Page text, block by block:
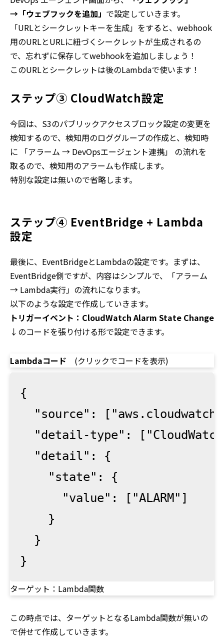
→「ウェブフックを追加」 で設定していきます。
「URLとシークレットキーを生成」をすると、webhook
用のURLとURLに紐づくシークレットが生成されるの
で、忘れずに保存してwebhookを追加しましょう！
このURLとシークレットは後のLambdaで使います！
ステップ③ CloudWatch設定
今回は、S3のパブリックアクセスブロック設定の変更を
検知するので、検知用のロググループの作成と、検知時
に 「アラーム → DevOpsエージェント連携」 の流れを
取るので、検知用のアラームも作成します。
特別な設定は無いので省略します。
ステップ④ EventBridge + Lambda
設定
最後に、EventBridgeとLambdaの設定です。まずは、
EventBridge側ですが、内容はシンプルで、「アラーム
→ Lambda実行」の流れになります。
以下のような設定で作成していきます。
トリガーイベント：CloudWatch Alarm State Change
↓のコードを張り付ける形で設定できます。
Lambdaコード (クリックでコードを表示)
{
"source":
"detail-type":
  "detail": {
    "state": {
      "value": ["ALARM"]
    }
  }
}
ターゲット：Lambda関数
この時点では、ターゲットとなるLambda関数が無いの
で併せて作成していきます。